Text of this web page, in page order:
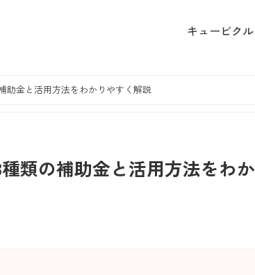
キュービクル
助金と活用方法をわかりやすく解説
類の補助金と活用方法をわか